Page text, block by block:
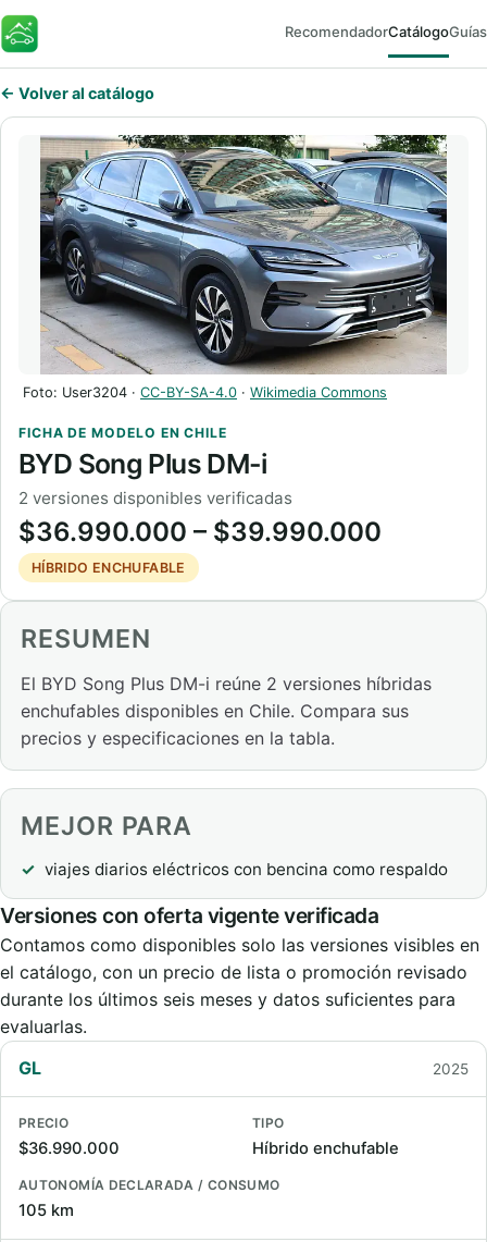
FaroEV RecomendadorCatálogoGuías
← Volver al catálogo
Foto: User3204 · CC-BY-SA-4.0 · Wikimedia Commons
FICHA DE MODELO EN CHILE
BYD Song Plus DM-i
2 versiones disponibles verificadas
$36.990.000 – $39.990.000
HÍBRIDO ENCHUFABLE
RESUMEN
El BYD Song Plus DM-i reúne 2 versiones híbridas
enchufables disponibles en Chile. Compara sus
precios y especificaciones en la tabla.
MEJOR PARA
viajes diarios eléctricos con bencina como respaldo
Versiones con oferta vigente verificada
Contamos como disponibles solo las versiones visibles en
el catálogo, con un precio de lista o promoción revisado
durante los últimos seis meses y datos suficientes para
evaluarlas.
GL
2025
PRECIO
$36.990.000
TIPO
Híbrido enchufable
AUTONOMÍA DECLARADA / CONSUMO
105 km